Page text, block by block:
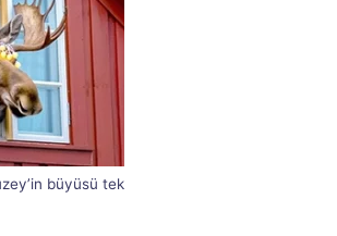
büyüsü tek